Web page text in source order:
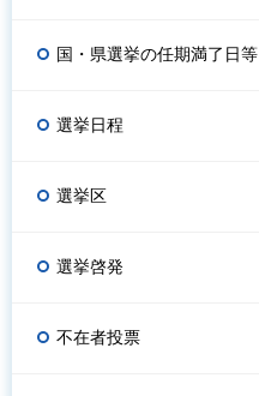
国・県選挙の任期満了日等
選挙日程
選挙区
選挙啓発
不在者投票